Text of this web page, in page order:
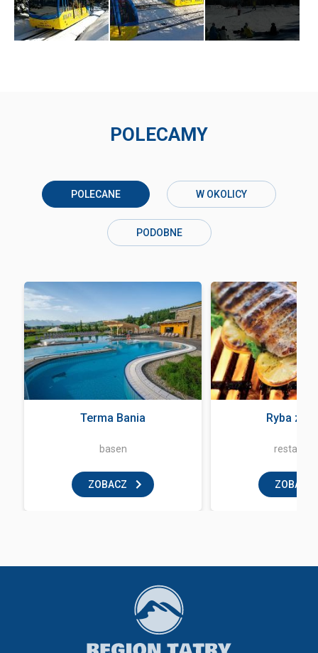
POLECAMY
POLECANE W OKOLICY
PODOBNE
Terma Bania
basen
ZOBACZ
Ryba z
ZOBACZ